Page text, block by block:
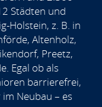
Städten und
Holstein, z. B. in
Altenholz,
Preetz,
Egal ob als
barrierefrei,
Neubau – es